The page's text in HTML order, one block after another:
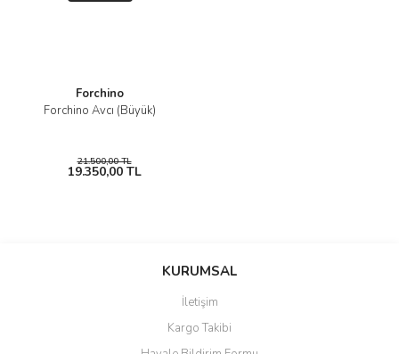
Forchino
Forchino Avcı (Büyük)
21.500,00 TL
19.350,00 TL
KURUMSAL
İletişim
Kargo Takibi